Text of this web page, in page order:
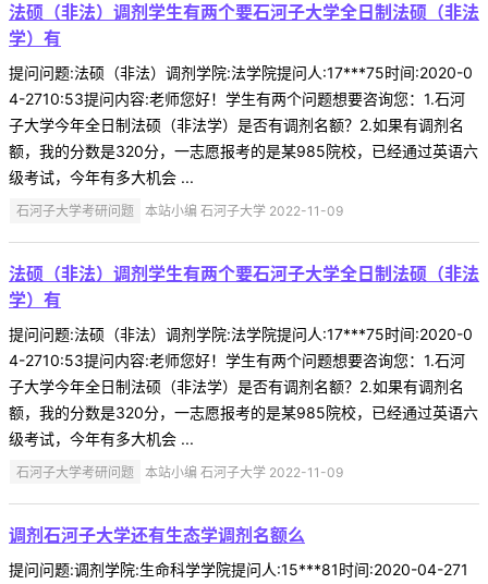
法硕（非法）调剂学生有两个要石河子大学全日制法硕（非法
学）有
提问问题:法硕（非法）调剂学院:法学院提问人:17***75时间:2020-0
4-2710:53提问内容:老师您好！学生有两个问题想要咨询您：1.石河
子大学今年全日制法硕（非法学）是否有调剂名额？2.如果有调剂名
额，我的分数是320分，一志愿报考的是某985院校，已经通过英语六
级考试，今年有多大机会 ...
石河子大学考研问题 本站小编 石河子大学 2022-11-09
法硕（非法）调剂学生有两个要石河子大学全日制法硕（非法
学）有
提问问题:法硕（非法）调剂学院:法学院提问人:17***75时间:2020-0
4-2710:53提问内容:老师您好！学生有两个问题想要咨询您：1.石河
子大学今年全日制法硕（非法学）是否有调剂名额？2.如果有调剂名
额，我的分数是320分，一志愿报考的是某985院校，已经通过英语六
级考试，今年有多大机会 ...
石河子大学考研问题 本站小编 石河子大学 2022-11-09
调剂石河子大学还有生态学调剂名额么
提问问题:调剂学院:生命科学学院提问人:15***81时间:2020-04-271